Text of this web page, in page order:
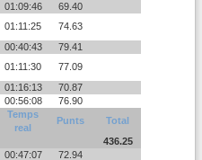
01:09:46
69.40
01:11:25
74.63
00:40:43
79.41
01:11:30
77.09
01:16:13
70.87
00:56:08
76.90
Temps
real
Punts
Total
436.25
00:47:07
72.94